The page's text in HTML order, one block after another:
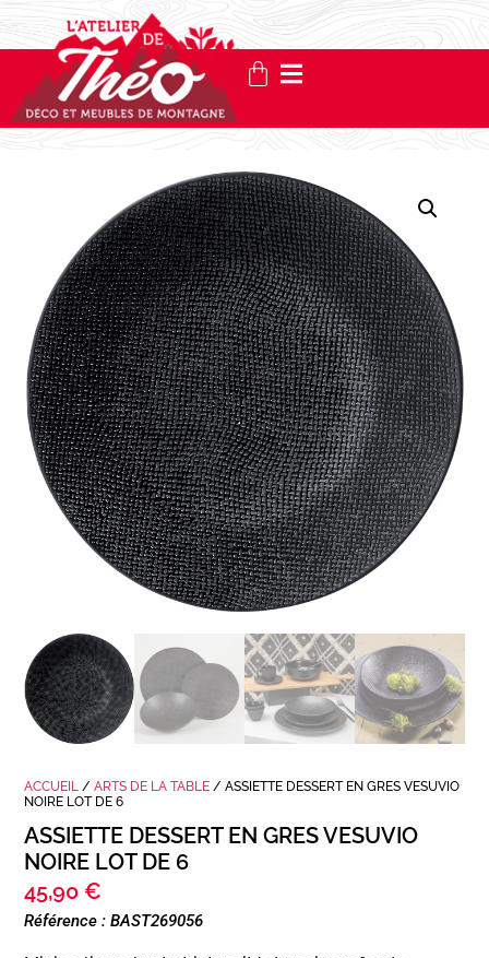
ACCUEIL /ARTS DE LA TABLE / ASSIETTE DESSERT EN GRES VESUVIO
NOIRE LOT DE 6
ASSIETTE DESSERT EN GRES VESUVIO
NOIRE LOT DE 6
45,90 €
Référence : BAST269056